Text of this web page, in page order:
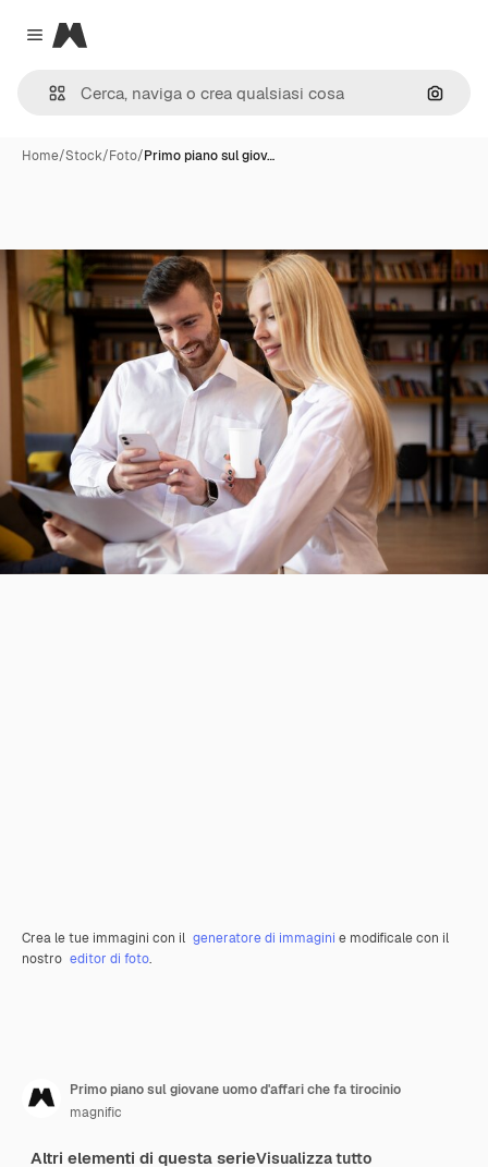
Close menu
Magnific
Cerca
Home/Stock/Foto/Primo piano sul giov…
Crea le tue immagini con il generatore di immagini e modificale con il
nostro editor di foto.
Primo piano sul giovane uomo d'affari che fa tirocinio
magnific
Altri elementi di questa serieVisualizza tutto